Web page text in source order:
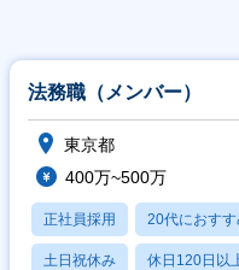
法務職（メンバー）
東京都
400万~500万
正社員採用 20代におすす
土日祝休み 休日120日以